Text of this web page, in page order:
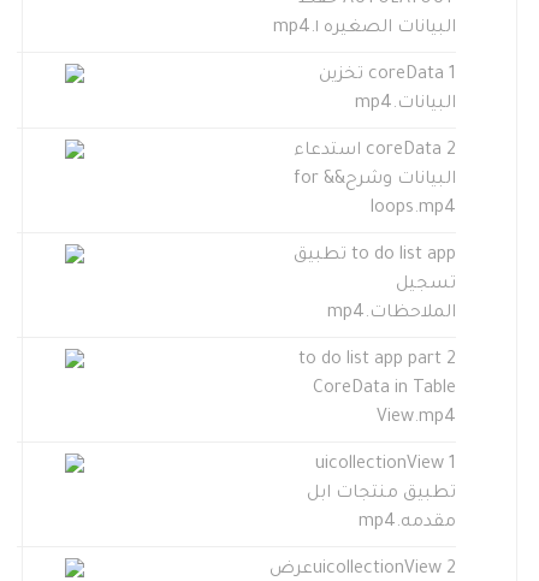
البيانات الصغيره ١.mp4
coreData 1 تخزين
البيانات.mp4
coreData 2 استدعاء
البيانات وشرح&& for
loops.mp4
to do list app تطبيق
تسجيل
الملاحظات.mp4
to do list app part 2
CoreData in Table
View.mp4
uicollectionView 1
تطبيق منتجات ابل
مقدمه.mp4
uicollectionView 2عرض